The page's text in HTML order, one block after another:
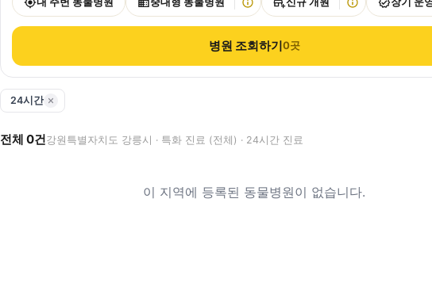
병원 조회하기0곳
24시간
전체 0건강원특별자치도 강릉시 · 특화 진료 (전체) · 24시간 진료
이 지역에 등록된 동물병원이 없습니다.